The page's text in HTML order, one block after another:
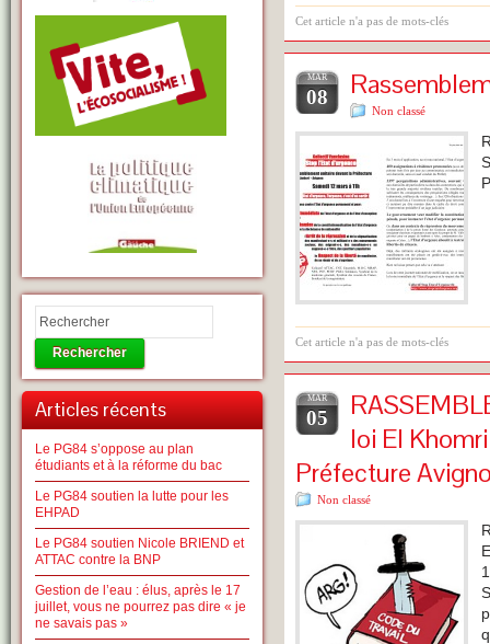
Rechercher
Articles récents
Le PG84 s’oppose au plan
étudiants et à la réforme du bac
Le PG84 soutien la lutte pour les
EHPAD
Le PG84 soutien Nicole BRIEND et
ATTAC contre la BNP
Gestion de l’eau : élus, après le 17
juillet, vous ne pourrez pas dire « je
ne savais pas »
Cet article n'a pas de mots-clés
MAR
08
Non classé
Cet article n'a pas de mots-clés
MAR
05
loi El
Préfecture
Non classé